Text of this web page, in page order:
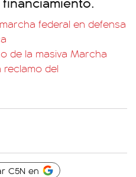
federal en defensa
de la masiva Marcha
reclamo del
C5N en